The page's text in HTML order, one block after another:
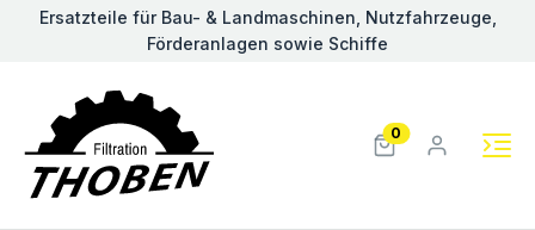
Ersatzteile für Bau- & Landmaschinen, Nutzfahrzeuge,
Förderanlagen sowie Schiffe
0